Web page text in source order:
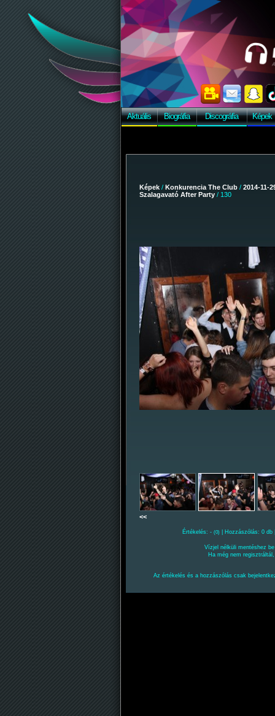
Aktuális Biográfia Discográfia Képek
Képek / Konkurencia The Club / 2014-11-
Szalagavató After Party / 130
<<
Értékelés: - (0) | Hozzászólás: 0
Vízjel nélküli mentéshez
Ha még nem
Az értékelés és a hozzászólás csak